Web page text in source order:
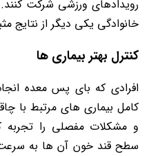
رویدادهای ورزشی شرکت
خانوادگی یکی دیگر از نتایج
کنترل بهتر بیماری ها
افرادی که بای پس معده
و مشکلات مفصلی را تجربه
سطح قند خون آن ها به سرعت